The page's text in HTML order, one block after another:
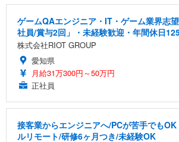
ゲームQAエンジニア・IT・ゲーム業界志
社員/賞与2回」・未経験歓迎・年間休日
株式会社RIOT GROUP
愛知県
月給31万300円～50万円
正社員
接客業からエンジニアへ/PCが苦手でも
ルリモート/研修6ヶ月つき/未経験OK